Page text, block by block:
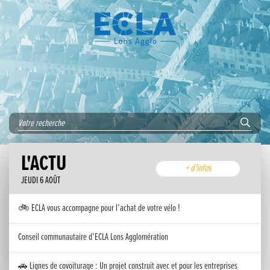
L'ACTU
JEUDI 6 AOÛT
+ d'infos
🚲 ECLA vous accompagne pour l’achat de votre vélo !
Conseil communautaire d’ECLA Lons Agglomération
🚗 Lignes de covoiturage : Un projet construit avec et pour les entreprises